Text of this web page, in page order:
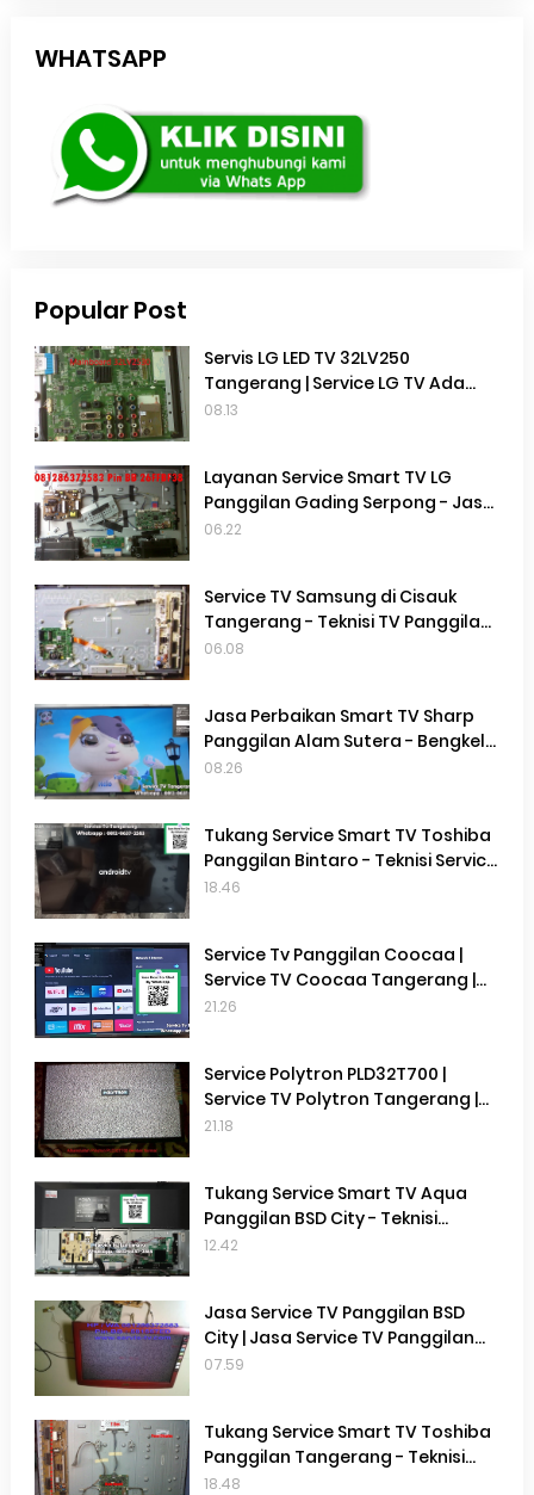
WHATSAPP
Popular Post
Servis LG LED TV 32LV250
Tangerang | Service LG TV Ada
suara Tidak Ada Gambar | Service
08.13
Layanan Service Smart TV LG
Panggilan Gading Serpong - Jasa
Service Smart TV LG Panggilan
06.22
Service TV Samsung di Cisauk
Tangerang - Teknisi TV Panggilan
Terdekat Di Cisauk Tangerang
06.08
Jasa Perbaikan Smart TV Sharp
Panggilan Alam Sutera - Bengkel
Service Smart TV Sharp Panggilan
08.26
Tukang Service Smart TV Toshiba
Panggilan Bintaro - Teknisi Service
Smart TV Toshiba Terdekat
18.46
Service Tv Panggilan Coocaa |
Service TV Coocaa Tangerang |
Service TV Terdekat di Gading
21.26
Service Polytron PLD32T700 |
Service TV Polytron Tangerang |
Service Tv Terdekat Gading
21.18
Tukang Service Smart TV Aqua
Panggilan BSD City - Teknisi
Service Smart TV Aqua Terdekat
12.42
Jasa Service TV Panggilan BSD
City | Jasa Service TV Panggilan
Gading Serpong | Jasa Service Tv
07.59
Tukang Service Smart TV Toshiba
Panggilan Tangerang - Teknisi
Service Smart TV Toshiba
18.48